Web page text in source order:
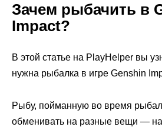
Зачем рыбачить в
Impact?
В этой статье на PlayHelper вы
нужна рыбалка в игре Genshin
Рыбу, пойманную во время
обменивать на разные вещи —